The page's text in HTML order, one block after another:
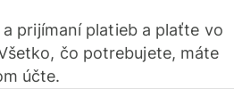
prijímaní platieb a plaťte vo
čo potrebujete, máte
účte.